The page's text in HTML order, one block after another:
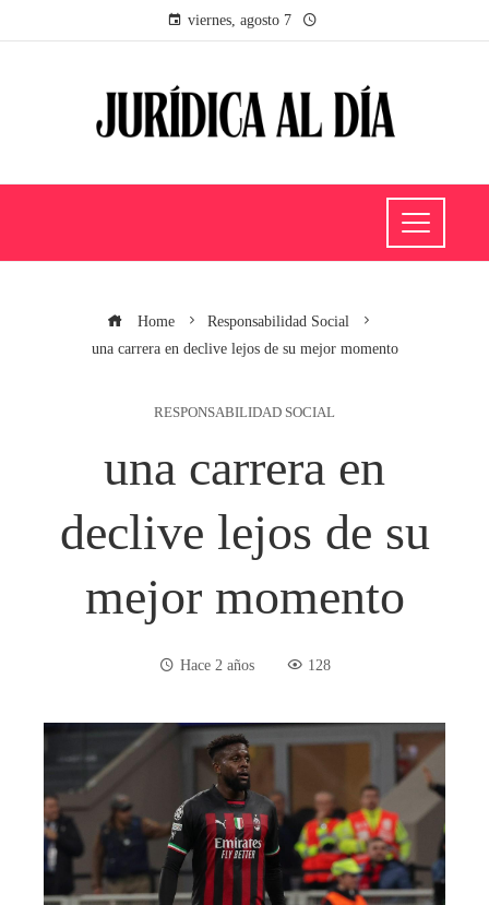
viernes, agosto 7
Home
Responsabilidad Social
una carrera en declive lejos de su mejor momento
RESPONSABILIDAD SOCIAL
una carrera en
declive lejos de su
mejor momento
Hace 2 años 128